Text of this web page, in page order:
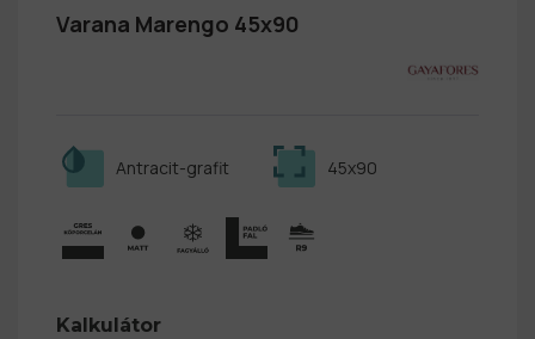
Varana Marengo 45x90
45x90
Antracit-grafit
Kalkulátor